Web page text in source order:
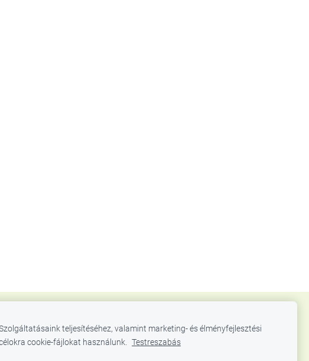
teljesítéséhez, valamint marketing- és élményfejlesztési
cookie-fájlokat használunk. Testreszabás